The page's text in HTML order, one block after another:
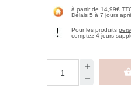
à partir de 14,99€
Délais 5 à 7 jours
Pour les produits
comptez 4 jours